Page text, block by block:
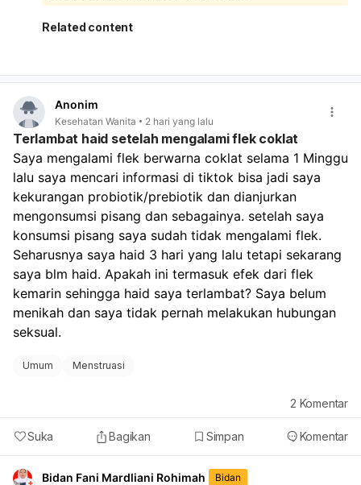
akibat penghentian pil. Setelah stop pil KB, tubuh
memang bisa butuh waktu untuk menyesuaikan siklus
dalam beberapa hari, kemungkinan masih dalam batas
Jika darah sangat banyak, keluar gumpalan besar,
atau Anda sampai sangat lemas/pusing, perlu segera
diperiksa.
Jika ada kemungkinan hamil, tetap lakukan tes
kehamilan, karena berhenti pil KB dan hubungan tanpa
perlindungan tetap ada risiko hamil. Untuk memantau:
Catat tanggal mulai dan selesai perdarahan.
Perhatikan banyaknya darah, warna, dan apakah nyeri
makin berat.
Bila haid tidak teratur terus selama 2–3 bulan,
konsultasi ke dokter. Kalau keluhan kram dan lemas
cukup mengganggu, sebaiknya kontrol ke dokter
kandungan agar dipastikan apakah ini hanya efek
berhenti pil KB atau ada penyebab lain.
Related content
Anonim
Kesehatan Wanita 2 hari yang lalu
Terlambat haid setelah mengalami flek coklat
Saya mengalami flek berwarna coklat selama 1 Minggu
lalu saya mencari informasi di tiktok bisa jadi saya
kekurangan probiotik/prebiotik dan dianjurkan
mengonsumsi pisang dan sebagainya. setelah saya
konsumsi pisang saya sudah tidak mengalami flek.
Seharusnya saya haid 3 hari yang lalu tetapi sekarang
saya blm haid. Apakah ini termasuk efek dari flek
kemarin sehingga haid saya terlambat? Saya belum
menikah dan saya tidak pernah melakukan hubungan
seksual.
Umum Menstruasi
Suka Bagikan Simpan Komentar
2 Komentar
Bidan Fani Mardliani Rohimah Bidan